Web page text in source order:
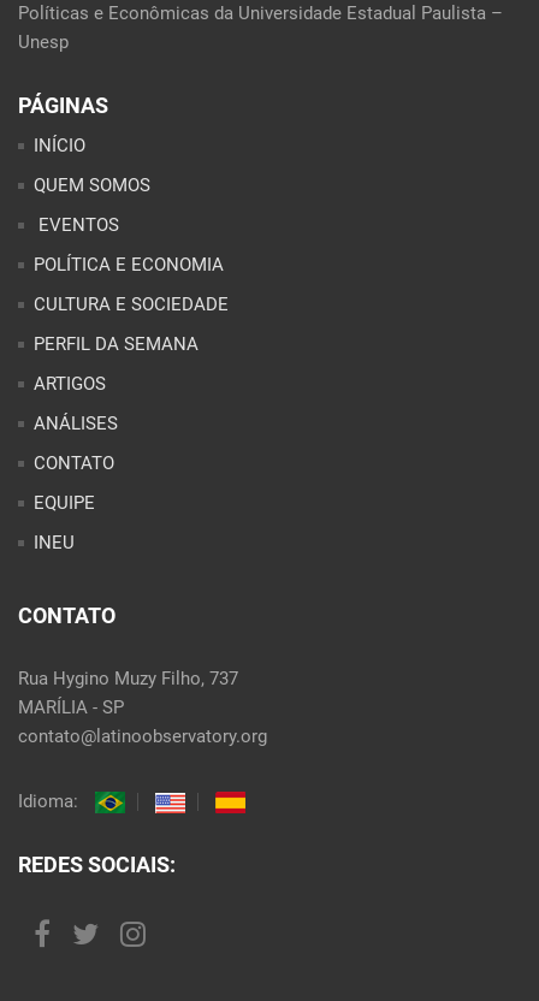
Políticas e Econômicas da Universidade Estadual Paulista –
Unesp
PÁGINAS
INÍCIO
QUEM SOMOS
EVENTOS
POLÍTICA E ECONOMIA
CULTURA E SOCIEDADE
PERFIL DA SEMANA
ARTIGOS
ANÁLISES
CONTATO
EQUIPE
INEU
CONTATO
Rua Hygino Muzy Filho, 737
MARÍLIA - SP
contato@latinoobservatory.org
Idioma:
REDES SOCIAIS: